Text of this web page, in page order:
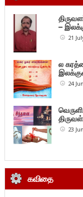
–
21
ல
24
23
கவிதை